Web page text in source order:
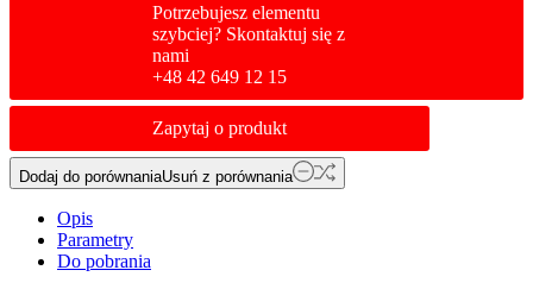
Potrzebujesz elementu
szybciej? Skontaktuj się z
nami
+48 42 649 12 15
Zapytaj o produkt
Dodaj do porównaniaUsuń z porównania
Opis
Parametry
Do pobrania